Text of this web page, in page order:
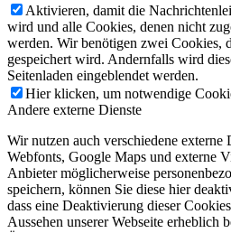
Aktivieren, damit die
wird und alle Cookies, denen nicht
werden. Wir benötigen zwei Cookies,
gespeichert wird. Andernfalls wird
Seitenladen eingeblendet werden.
Hier klicken, um notwendige
Andere externe Dienste
Wir nutzen auch verschiedene externe
Webfonts, Google Maps und externe
Anbieter möglicherweise
speichern, können Sie diese hier
dass eine Deaktivierung dieser
Aussehen unserer Webseite erheblich